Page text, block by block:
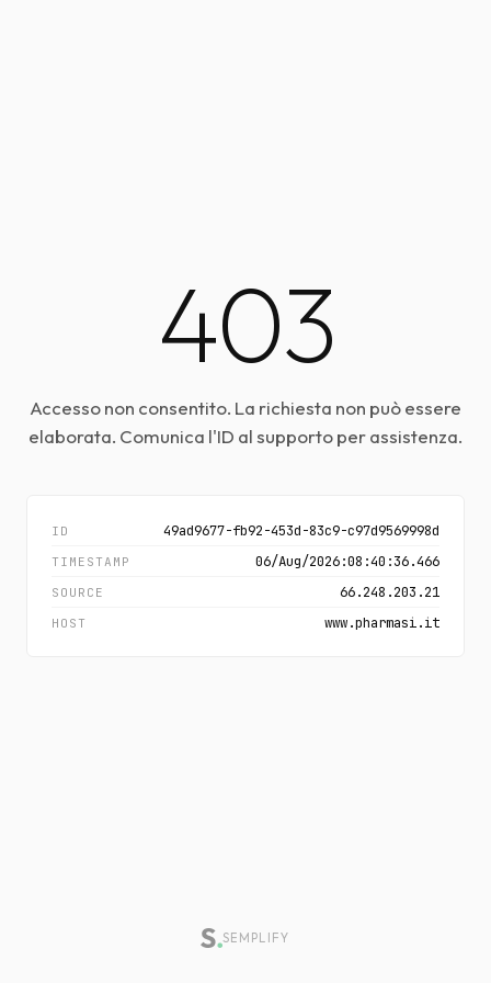
403
Accesso non consentito. La richiesta non può essere
elaborata. Comunica l'ID al supporto per assistenza.
ID 49ad9677-fb92-453d-83c9-c97d9569998d
TIMESTAMP 06/Aug/2026:08:40:36.466
SOURCE 66.248.203.21
HOST www.pharmasi.it
SEMPLIFY